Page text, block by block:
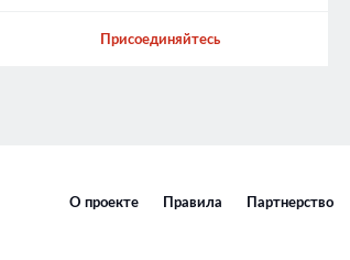
Присоединяйтесь
О проекте Правила Партнерство